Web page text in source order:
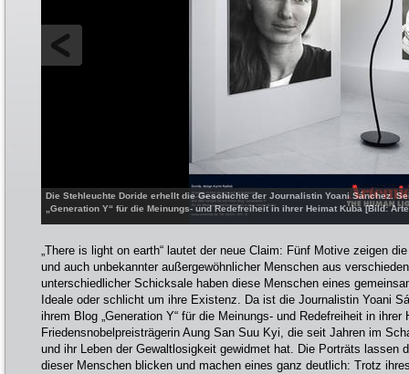
Die Stehleuchte Doride erhellt die Geschichte der Journalistin Yoani Sánchez.
„Generation Y“ für die Meinungs- und Redefreiheit in ihrer Heimat Kuba [Bild:
„There is light on earth“ lautet der neue Claim: Fünf Motive zeigen
und auch unbekannter außergewöhnlicher Menschen aus
unterschiedlicher Schicksale haben diese Menschen eines
Ideale oder schlicht um ihre Existenz. Da ist die Journalistin Yoani
ihrem Blog „Generation Y“ für die Meinungs- und Redefreiheit in
Friedensnobelpreisträgerin Aung San Suu Kyi, die seit Jahren im
und ihr Leben der Gewaltlosigkeit gewidmet hat. Die Porträts lassen
dieser Menschen blicken und machen eines ganz deutlich: Trotz